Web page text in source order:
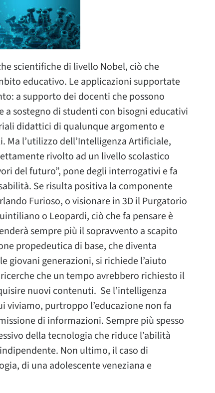
scientifiche di livello Nobel, ciò che
educativo. Le applicazioni supportate
a supporto dei docenti che possono
sostegno di studenti con bisogni educativi
didattici di qualunque argomento e
Ma l’utilizzo dell’Intelligenza Artificiale,
rivolto ad un livello scolastico
del futuro”, pone degli interrogativi e fa
Se risulta positiva la componente
Furioso, o visionare in 3D il Purgatorio
o Leopardi, ciò che fa pensare è
sempre più il sopravvento a scapito
propedeutica di base, che diventa
giovani generazioni, si richiede l’aiuto
che un tempo avrebbero richiesto il
nuovi contenuti. Se l’intelligenza
purtroppo l’educazione non fa
di informazioni. Sempre più spesso
della tecnologia che riduce l’abilità
Non ultimo, il caso di
di una adolescente veneziana e